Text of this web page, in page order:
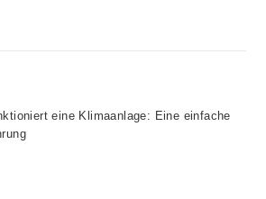
eine Klimaanlage: Eine einfache